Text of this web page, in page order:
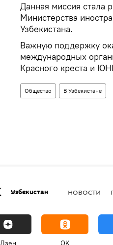
Данная миссия стала
Министерства
Узбекистана.
Важную поддержку
международных
Красного креста и
Общество В Узбекистане
Узбекистан НОВОСТИ
Дзен OK